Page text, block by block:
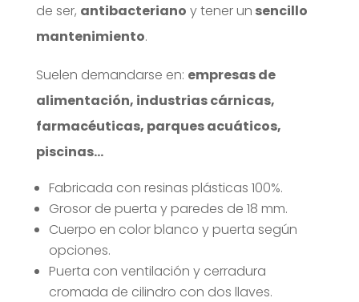
de ser, antibacteriano y tener un sencillo
mantenimiento.
Suelen demandarse en: empresas de
alimentación, industrias cárnicas,
farmacéuticas, parques acuáticos,
piscinas…
Fabricada con resinas plásticas 100%.
Grosor de puerta y paredes de 18 mm.
Cuerpo en color blanco y puerta según
opciones.
Puerta con ventilación y cerradura
cromada de cilindro con dos llaves.